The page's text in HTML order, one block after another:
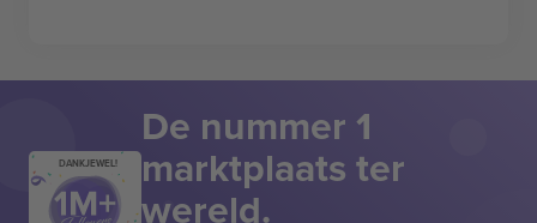
DANKJEWEL!
De nummer 1
marktplaats ter
wereld.